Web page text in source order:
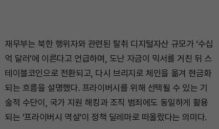
재무부는 북한 행위자와 관련된 탈취 디지털자산 규모가 ‘수십
억 달러’에 이른다고 언급하며, 도난 자금이 믹서를 거친 뒤 스
테이블코인으로 전환되고, 다시 브리지로 체인을 옮겨 현금화
되는 흐름을 설명했다. 프라이버시를 위해 선택될 수 있는 기
술적 수단이, 국가 지원 해킹과 조직 범죄에도 동일하게 활용
되는 ‘프라이버시 역설’이 정책 딜레마로 떠올랐다는 의미다.